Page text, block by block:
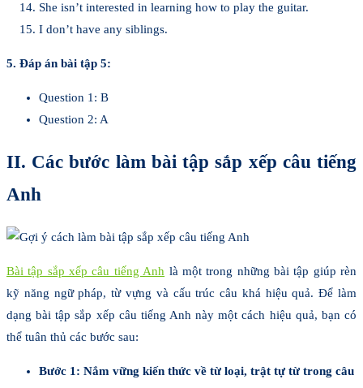
She isn’t interested in learning how to play the guitar.
I don’t have any siblings.
5. Đáp án bài tập 5:
Question 1: B
Question 2: A
II. Các bước làm bài tập sắp xếp câu tiếng
Anh
Bài tập sắp xếp câu tiếng Anh là một trong những bài tập giúp rèn
kỹ năng ngữ pháp, từ vựng và cấu trúc câu khá hiệu quả. Để làm
dạng bài tập sắp xếp câu tiếng Anh này một cách hiệu quả, bạn có
thể tuân thủ các bước sau:
Bước 1: Nắm vững kiến thức về từ loại, trật tự từ trong câu